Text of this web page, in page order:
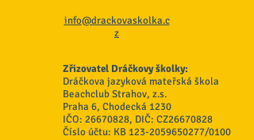
info@drackovaskolka.c
z
Zřizovatel Dráčkovy školky:
Dráčkova jazyková mateřská škola
Beachclub Strahov, z.s.
Praha 6, Chodecká 1230
IČO: 26670828, DIČ: CZ26670828
Číslo účtu: KB 123-2059650277/0100